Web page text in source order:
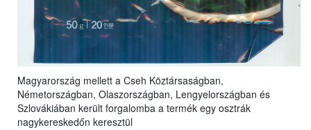
Magyarország mellett a Cseh Köztársaságban,
Németországban, Olaszországban, Lengyelországban és
Szlovákiában került forgalomba a termék egy osztrák
nagykereskedőn keresztül